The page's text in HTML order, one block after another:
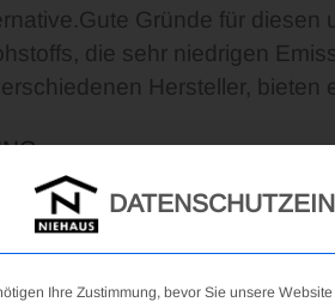
Gründe für
die sehr niedrigen
Hersteller,
Raumklima nimmt
durch unser Heiz-u.
Bleiben die
Ihre Zustimmung, bevor Sie unsere